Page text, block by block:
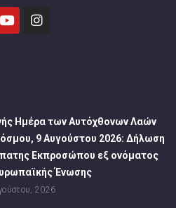
Ημέρα των Αυτόχθονων Λαών
9 Αυγούστου 2026: Δήλωση
Εκπροσώπου εξ ονόματος
Ένωσης
2026